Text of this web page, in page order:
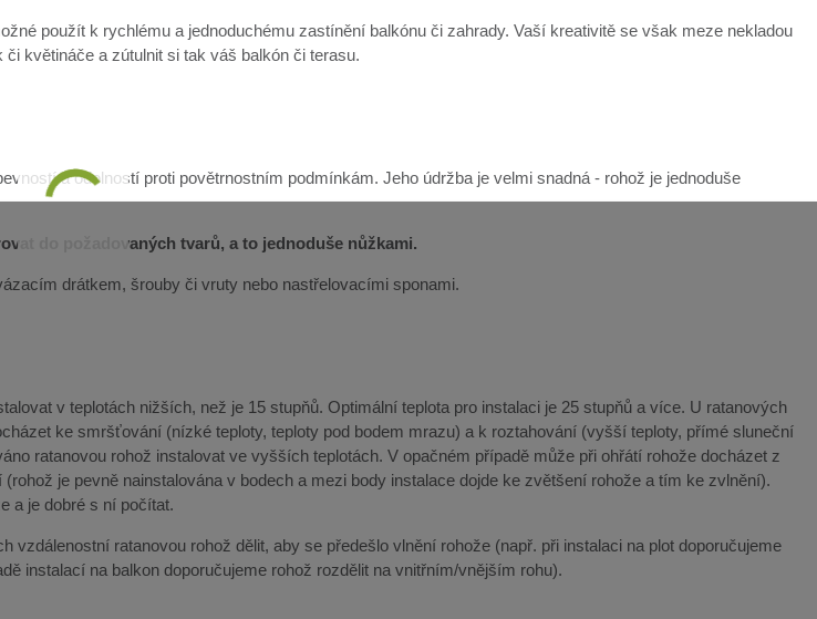
použít k rychlému a jednoduchému zastínění balkónu či zahrady. Vaší kreativitě se však meze nekladou
květináče a zútulnit si tak váš balkón či terasu.
a odolností proti povětrnostním podmínkám. Jeho údržba je velmi snadná - rohož je jednoduše
do požadovaných tvarů, a to jednoduše nůžkami.
drátkem, šrouby či vruty nebo nastřelovacími sponami.
v teplotách nižších, než je 15 stupňů. Optimální teplota pro instalaci je 25 stupňů a více. U ratanových
ke smršťování (nízké teploty, teploty pod bodem mrazu) a k roztahování (vyšší teploty, přímé sluneční
ratanovou rohož instalovat ve vyšších teplotách. V opačném případě může při ohřátí rohože docházet z
je pevně nainstalována v bodech a mezi body instalace dojde ke zvětšení rohože a tím ke zvlnění).
a je dobré s ní počítat.
vzdálenostní ratanovou rohož dělit, aby se předešlo vlnění rohože (např. při instalaci na plot doporučujeme
instalací na balkon doporučujeme rohož rozdělit na vnitřním/vnějším rohu).